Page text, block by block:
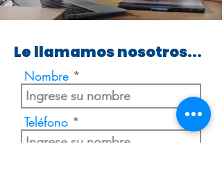
Le llamamos nosotros...
Nombre
Teléfono